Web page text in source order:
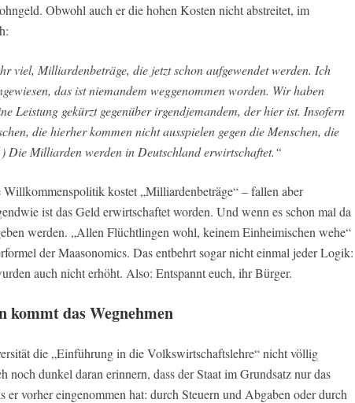
Obwohl auch er die hohen Kosten nicht abstreitet, im
viel, Milliardenbeträge, die jetzt schon aufgewendet werden. Ich
das ist niemandem weggenommen worden. Wir haben
Leistung gekürzt gegenüber irgendjemandem, der hier ist. Insofern
die hierher kommen nicht ausspielen gegen die Menschen, die
Die Milliarden werden in Deutschland erwirtschaftet.“
kostet „Milliardenbeträge“ – fallen aber
ist das Geld erwirtschaftet worden. Und wenn es schon mal da
werden. „Allen Flüchtlingen wohl, keinem Einheimischen wehe“
der Maasonomics. Das entbehrt sogar nicht einmal jeder Logik:
auch nicht erhöht. Also: Entspannt euch, ihr Bürger.
kommt das Wegnehmen
die „Einführung in die Volkswirtschaftslehre“ nicht völlig
noch dunkel daran erinnern, dass der Staat im Grundsatz nur das
er vorher eingenommen hat: durch Steuern und Abgaben oder durch